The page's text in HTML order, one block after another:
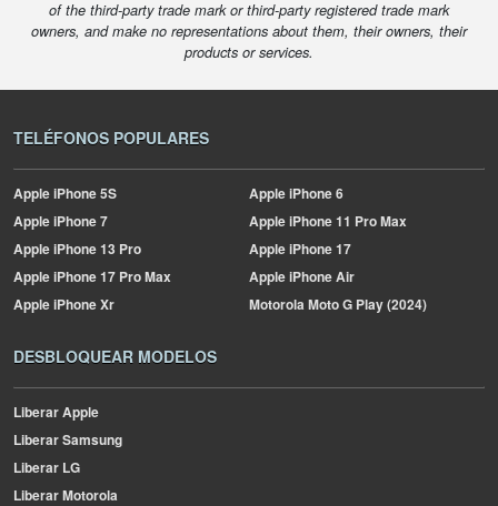
of the third-party trade mark or third-party registered trade mark
owners, and make no representations about them, their owners, their
products or services.
TELÉFONOS POPULARES
AppleiPhone 5S AppleiPhone 6
AppleiPhone 7 AppleiPhone 11 Pro Max
AppleiPhone 13 Pro AppleiPhone 17
AppleiPhone 17 Pro Max AppleiPhone Air
AppleiPhone Xr MotorolaMoto G Play (2024)
DESBLOQUEAR MODELOS
Liberar Apple
Liberar Samsung
Liberar LG
Liberar Motorola